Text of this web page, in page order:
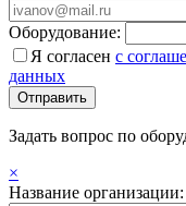
Оборудование:
Я согласен с
данных
Задать вопрос по
×
Название организации: